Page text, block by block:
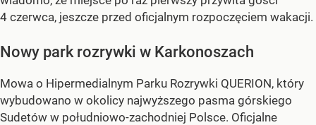
4 czerwca, jeszcze przed oficjalnym rozpoczęciem wakacji.
Nowy park rozrywki w Karkonoszach
Mowa o Hipermedialnym Parku Rozrywki QUERION, który
wybudowano w okolicy najwyższego pasma górskiego
Sudetów w południowo-zachodniej Polsce. Oficjalne